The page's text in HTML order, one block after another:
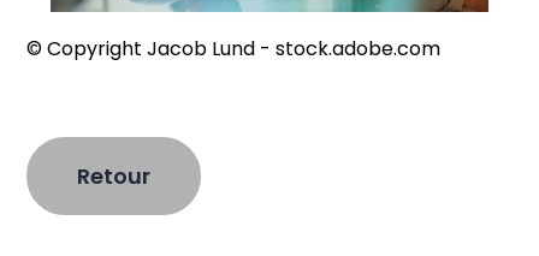
© Copyright Jacob Lund - stock.adobe.com
Retour